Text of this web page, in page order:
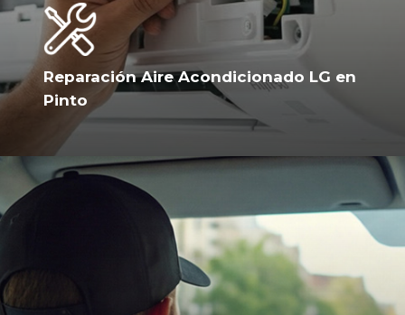
Reparación Aire Acondicionado LG en
Pinto